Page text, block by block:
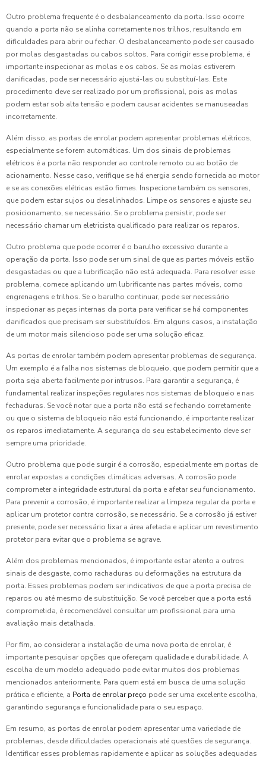
Outro problema frequente é o desbalanceamento da porta. Isso ocorre
quando a porta não se alinha corretamente nos trilhos, resultando em
dificuldades para abrir ou fechar. O desbalanceamento pode ser causado
por molas desgastadas ou cabos soltos. Para corrigir esse problema, é
importante inspecionar as molas e os cabos. Se as molas estiverem
danificadas, pode ser necessário ajustá-las ou substituí-las. Este
procedimento deve ser realizado por um profissional, pois as molas
podem estar sob alta tensão e podem causar acidentes se manuseadas
incorretamente.
Além disso, as portas de enrolar podem apresentar problemas elétricos,
especialmente se forem automáticas. Um dos sinais de problemas
elétricos é a porta não responder ao controle remoto ou ao botão de
acionamento. Nesse caso, verifique se há energia sendo fornecida ao motor
e se as conexões elétricas estão firmes. Inspecione também os sensores,
que podem estar sujos ou desalinhados. Limpe os sensores e ajuste seu
posicionamento, se necessário. Se o problema persistir, pode ser
necessário chamar um eletricista qualificado para realizar os reparos.
Outro problema que pode ocorrer é o barulho excessivo durante a
operação da porta. Isso pode ser um sinal de que as partes móveis estão
desgastadas ou que a lubrificação não está adequada. Para resolver esse
problema, comece aplicando um lubrificante nas partes móveis, como
engrenagens e trilhos. Se o barulho continuar, pode ser necessário
inspecionar as peças internas da porta para verificar se há componentes
danificados que precisam ser substituídos. Em alguns casos, a instalação
de um motor mais silencioso pode ser uma solução eficaz.
As portas de enrolar também podem apresentar problemas de segurança.
Um exemplo é a falha nos sistemas de bloqueio, que podem permitir que a
porta seja aberta facilmente por intrusos. Para garantir a segurança, é
fundamental realizar inspeções regulares nos sistemas de bloqueio e nas
fechaduras. Se você notar que a porta não está se fechando corretamente
ou que o sistema de bloqueio não está funcionando, é importante realizar
os reparos imediatamente. A segurança do seu estabelecimento deve ser
sempre uma prioridade.
Outro problema que pode surgir é a corrosão, especialmente em portas de
enrolar expostas a condições climáticas adversas. A corrosão pode
comprometer a integridade estrutural da porta e afetar seu funcionamento.
Para prevenir a corrosão, é importante realizar a limpeza regular da porta e
aplicar um protetor contra corrosão, se necessário. Se a corrosão já estiver
presente, pode ser necessário lixar a área afetada e aplicar um revestimento
protetor para evitar que o problema se agrave.
Além dos problemas mencionados, é importante estar atento a outros
sinais de desgaste, como rachaduras ou deformações na estrutura da
porta. Esses problemas podem ser indicativos de que a porta precisa de
reparos ou até mesmo de substituição. Se você perceber que a porta está
comprometida, é recomendável consultar um profissional para uma
avaliação mais detalhada.
Por fim, ao considerar a instalação de uma nova porta de enrolar, é
importante pesquisar opções que ofereçam qualidade e durabilidade. A
escolha de um modelo adequado pode evitar muitos dos problemas
mencionados anteriormente. Para quem está em busca de uma solução
prática e eficiente, a Porta de enrolar preço pode ser uma excelente escolha,
garantindo segurança e funcionalidade para o seu espaço.
Em resumo, as portas de enrolar podem apresentar uma variedade de
problemas, desde dificuldades operacionais até questões de segurança.
Identificar esses problemas rapidamente e aplicar as soluções adequadas